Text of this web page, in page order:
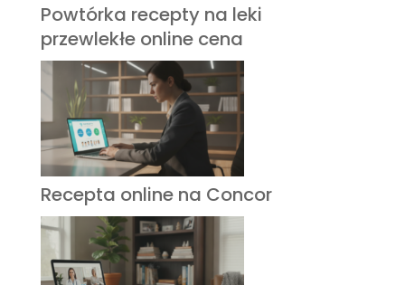
Powtórka recepty na leki
przewlekłe online cena
Recepta online na Concor